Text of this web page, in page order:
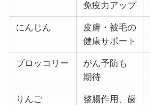
免疫力アップ
にんじん
皮膚・被毛の
健康サポート
ブロッコリー
がん予防も
期待
りんご
整腸作用、歯